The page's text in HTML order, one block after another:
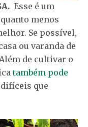
Esse é um
menos
Se possível,
ou varanda de
de cultivar o
também pode
que